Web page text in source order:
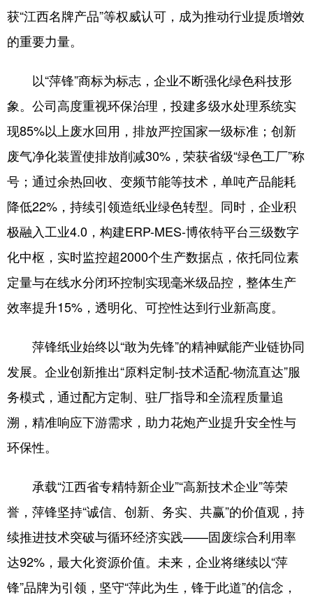
四川
新疆 内蒙古 黑龙江
English Español Français عربى
Русский язык 日本語 한국어
Deutsch Português
获“江西名牌产品”等权威认可，成为推动行业提质增效
的重要力量。
以“萍锋”商标为标志，企业不断强化绿色科技形
象。公司高度重视环保治理，投建多级水处理系统实
现85%以上废水回用，排放严控国家一级标准；创新
废气净化装置使排放削减30%，荣获省级“绿色工厂”称
号；通过余热回收、变频节能等技术，单吨产品能耗
降低22%，持续引领造纸业绿色转型。同时，企业积
极融入工业4.0，构建ERP-MES-博依特平台三级数字
化中枢，实时监控超2000个生产数据点，依托同位素
定量与在线水分闭环控制实现毫米级品控，整体生产
效率提升15%，透明化、可控性达到行业新高度。
萍锋纸业始终以“敢为先锋”的精神赋能产业链协同
发展。企业创新推出“原料定制-技术适配-物流直达”服
务模式，通过配方定制、驻厂指导和全流程质量追
溯，精准响应下游需求，助力花炮产业提升安全性与
环保性。
承载“江西省专精特新企业”“高新技术企业”等荣
誉，萍锋坚持“诚信、创新、务实、共赢”的价值观，持
续推进技术突破与循环经济实践——固废综合利用率
达92%，最大化资源价值。未来，企业将继续以“萍
锋”品牌为引领，坚守“萍此为生，锋于此道”的信念，